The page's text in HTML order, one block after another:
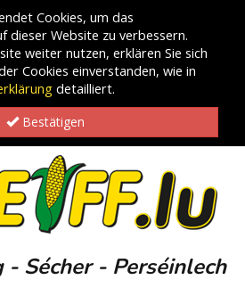
Cookies, um das
dieser Website zu verbessern.
weiter nutzen, erklären Sie sich
Cookies einverstanden, wie in
detailliert.
Bestätigen
Sécher - Perséinlech